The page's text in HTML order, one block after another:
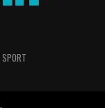
SPORT